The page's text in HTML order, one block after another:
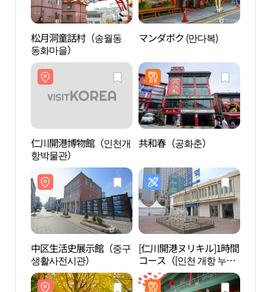
松月洞童話村（송월동
동화마을）
マンダボク (만다복)
仁川開港博物館（인천개
항박물관）
共和春（공화춘）
中区生活史展示館（중구
생활사전시관）
[仁川開港ヌリキル]1時間
コース（[인천 개항 누리
길] 1시간 코스）